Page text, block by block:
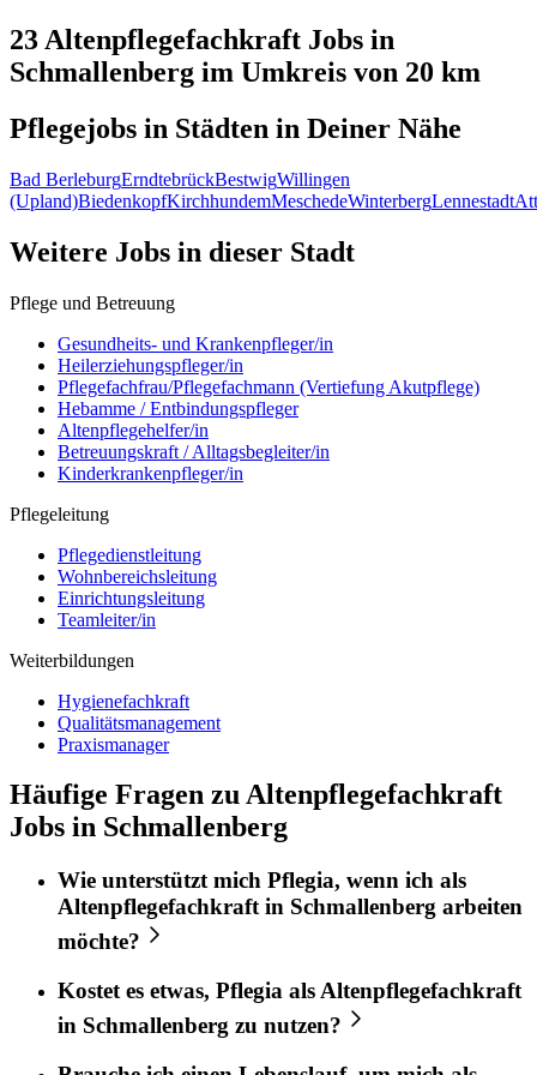
23 Altenpflegefachkraft Jobs in
Schmallenberg im Umkreis von 20 km
Pflegejobs in Städten in Deiner Nähe
Bad BerleburgErndtebrückBestwigWillingen
(Upland)BiedenkopfKirchhundemMeschedeWinterbergLennestadt
Weitere Jobs in dieser Stadt
Pflege und Betreuung
Gesundheits- und Krankenpfleger/in
Heilerziehungspfleger/in
Pflegefachfrau/Pflegefachmann (Vertiefung Akutpflege)
Hebamme / Entbindungspfleger
Altenpflegehelfer/in
Betreuungskraft / Alltagsbegleiter/in
Kinderkrankenpfleger/in
Pflegeleitung
Pflegedienstleitung
Wohnbereichsleitung
Einrichtungsleitung
Teamleiter/in
Weiterbildungen
Hygienefachkraft
Qualitätsmanagement
Praxismanager
Häufige Fragen zu Altenpflegefachkraft
Jobs in Schmallenberg
Wie unterstützt mich Pflegia, wenn ich als
Altenpflegefachkraftin Schmallenberg arbeiten
möchte?
Kostet es etwas, Pflegia als Altenpflegefachkraft
in Schmallenberg zu nutzen?